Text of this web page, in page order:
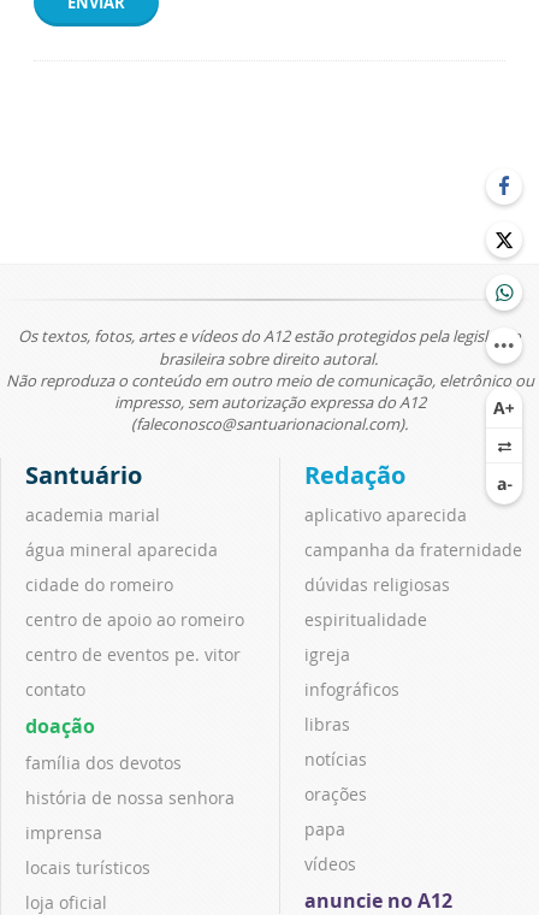
Os textos, fotos, artes e vídeos do A12 estão protegidos pela legislação
brasileira sobre direito autoral.
Não reproduza o conteúdo em outro meio de comunicação, eletrônico ou
impresso, sem autorização expressa do A12
(faleconosco@santuarionacional.com).
Santuário
academia marial
água mineral aparecida
cidade do romeiro
centro de apoio ao romeiro
centro de eventos pe. vitor
contato
doação
família dos devotos
história de nossa senhora
imprensa
locais turísticos
loja oficial
Redação
aplicativo aparecida
campanha da fraternidade
dúvidas religiosas
espiritualidade
igreja
infográficos
libras
notícias
orações
papa
vídeos
anuncie no A12